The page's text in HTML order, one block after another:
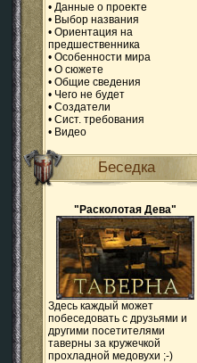
• Данные о проекте
• Выбор названия
• Ориентация на
предшественника
• Особенности мира
• О сюжете
• Общие сведения
• Чего не будет
• Создатели
• Сист. требования
• Видео
Беседка
"Расколотая Дева"
Здесь каждый может
побеседовать с друзьями и
другими посетителями
таверны за кружечкой
прохладной медовухи ;-)